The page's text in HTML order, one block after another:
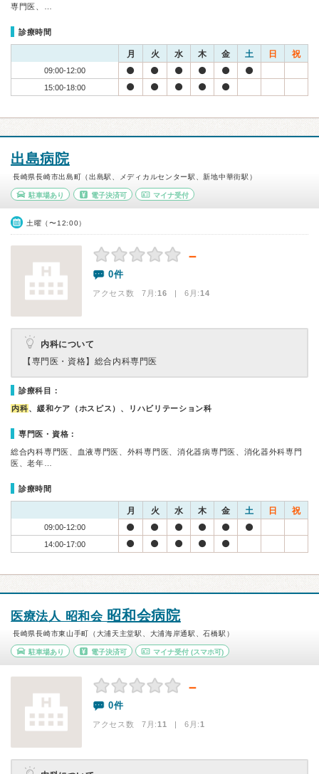
専門医、…
診療時間
月 火 水 木 金 土 日 祝
09:00-12:00
15:00-18:00
出島病院
長崎県長崎市出島町（出島駅、メディカルセンター駅、新地中華街駅）
駐車場あり 電子決済可 マイナ受付
土曜（〜12:00）
－
0件
アクセス数 7月:16 | 6月:14
内科について
【専門医・資格】 総合内科専門医
診療科目：
内科、緩和ケア（ホスピス）、リハビリテーション科
専門医・資格：
総合内科専門医、血液専門医、外科専門医、消化器病専門医、消化器外科専門
医、老年…
診療時間
月 火 水 木 金 土 日 祝
09:00-12:00
14:00-17:00
医療法人 昭和会 昭和会病院
長崎県長崎市東山手町（大浦天主堂駅、大浦海岸通駅、石橋駅）
駐車場あり 電子決済可 マイナ受付 (スマホ可)
－
0件
アクセス数 7月:11 | 6月:1